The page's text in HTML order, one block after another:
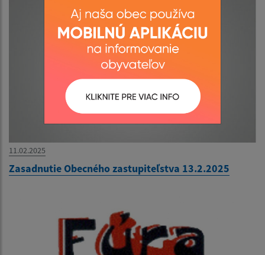
11.02.2025
Zasadnutie Obecného zastupiteľstva 13.2.2025